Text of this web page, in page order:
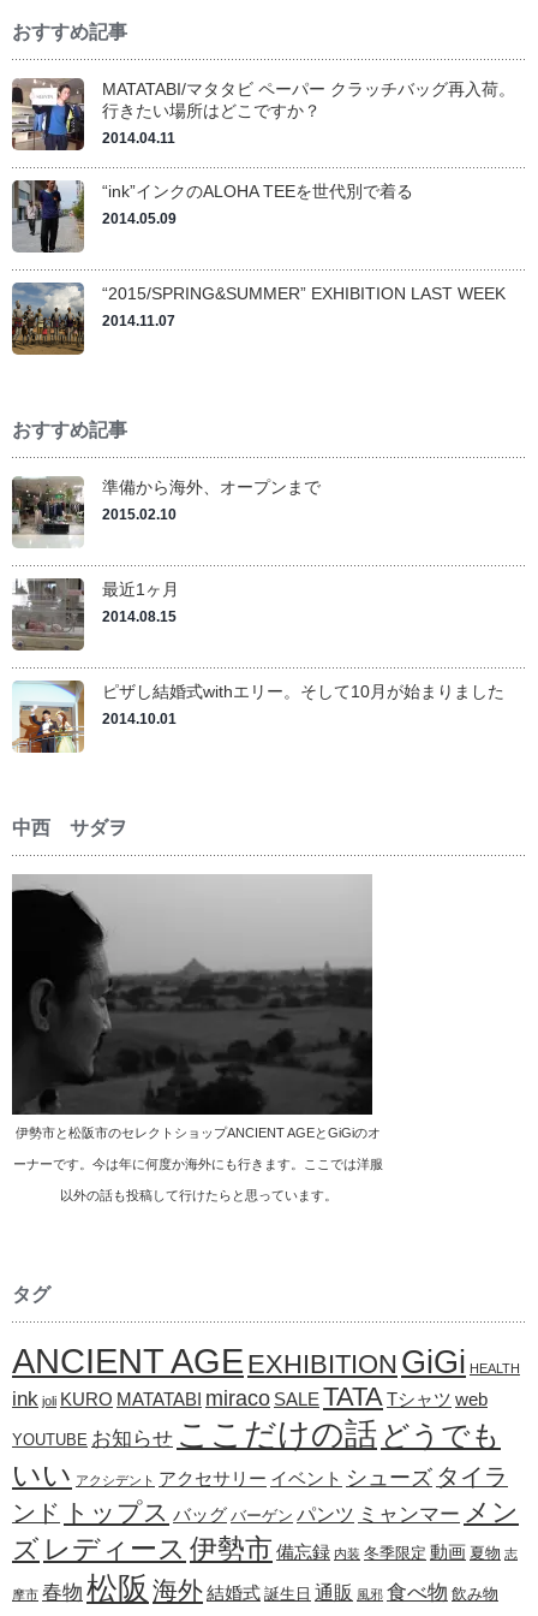
おすすめ記事
MATATABI/マタタビ ペーパー クラッチバッグ再入荷。
行きたい場所はどこですか？
2014.04.11
“ink”インクのALOHA TEEを世代別で着る
2014.05.09
“2015/SPRING&SUMMER” EXHIBITION LAST WEEK
2014.11.07
おすすめ記事
準備から海外、オープンまで
2015.02.10
最近1ヶ月
2014.08.15
ピザし結婚式withエリー。そして10月が始まりました
2014.10.01
中西 サダヲ
伊勢市と松阪市のセレクトショップANCIENT AGEとGiGiのオ
ーナーです。今は年に何度か海外にも行きます。ここでは洋服
以外の話も投稿して行けたらと思っています。
タグ
ANCIENT AGE EXHIBITION GiGi HEALTH
ink joli KURO MATATABI miraco SALETATATシャツ web
YOUTUBE お知らせ ここだけの話 どうでも
いい アクシデント アクセサリー イベント シューズ タイラ
ンド トップス バッグ バーゲン パンツ ミャンマー メン
ズ レディース 伊勢市 備忘録 内装 冬季限定 動画 夏物 志
摩市 春物 松阪 海外結婚式 誕生日 通販 風邪 食べ物 飲み物